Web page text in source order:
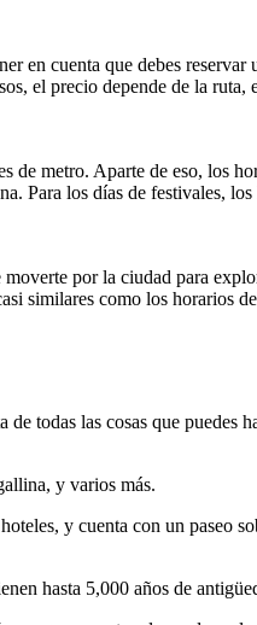
en cuenta que debes reservar
el precio depende de la
de metro. Aparte de eso, los
Para los días de festivales,
por la ciudad para
similares como los horarios
todas las cosas que puedes
y varios más.
y cuenta con un paseo
hasta 5,000 años de